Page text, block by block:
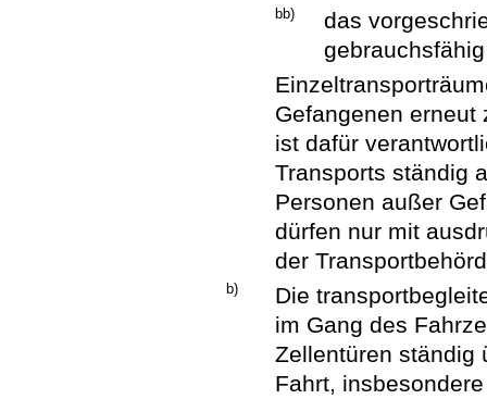
bb)
das
Gefangenen erneut
ist dafür
Transports ständig
Personen außer
dürfen nur mit
der
b)
Die
im Gang des
Zellentüren ständig
Fahrt,